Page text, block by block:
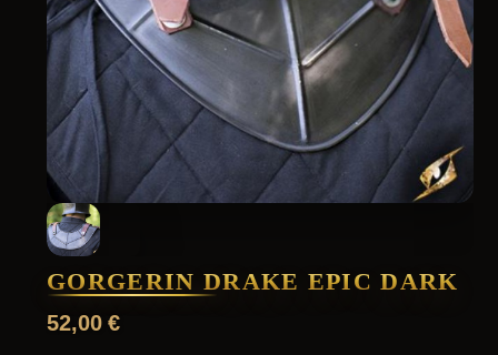
GORGERIN DRAKE EPIC DARK
52,00€